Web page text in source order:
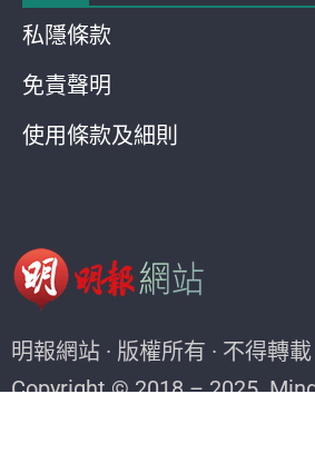
私隱條款
免責聲明
使用條款及細則
明報網站 · 版權所有 · 不得轉載
Copyright © 2018 – 2025.